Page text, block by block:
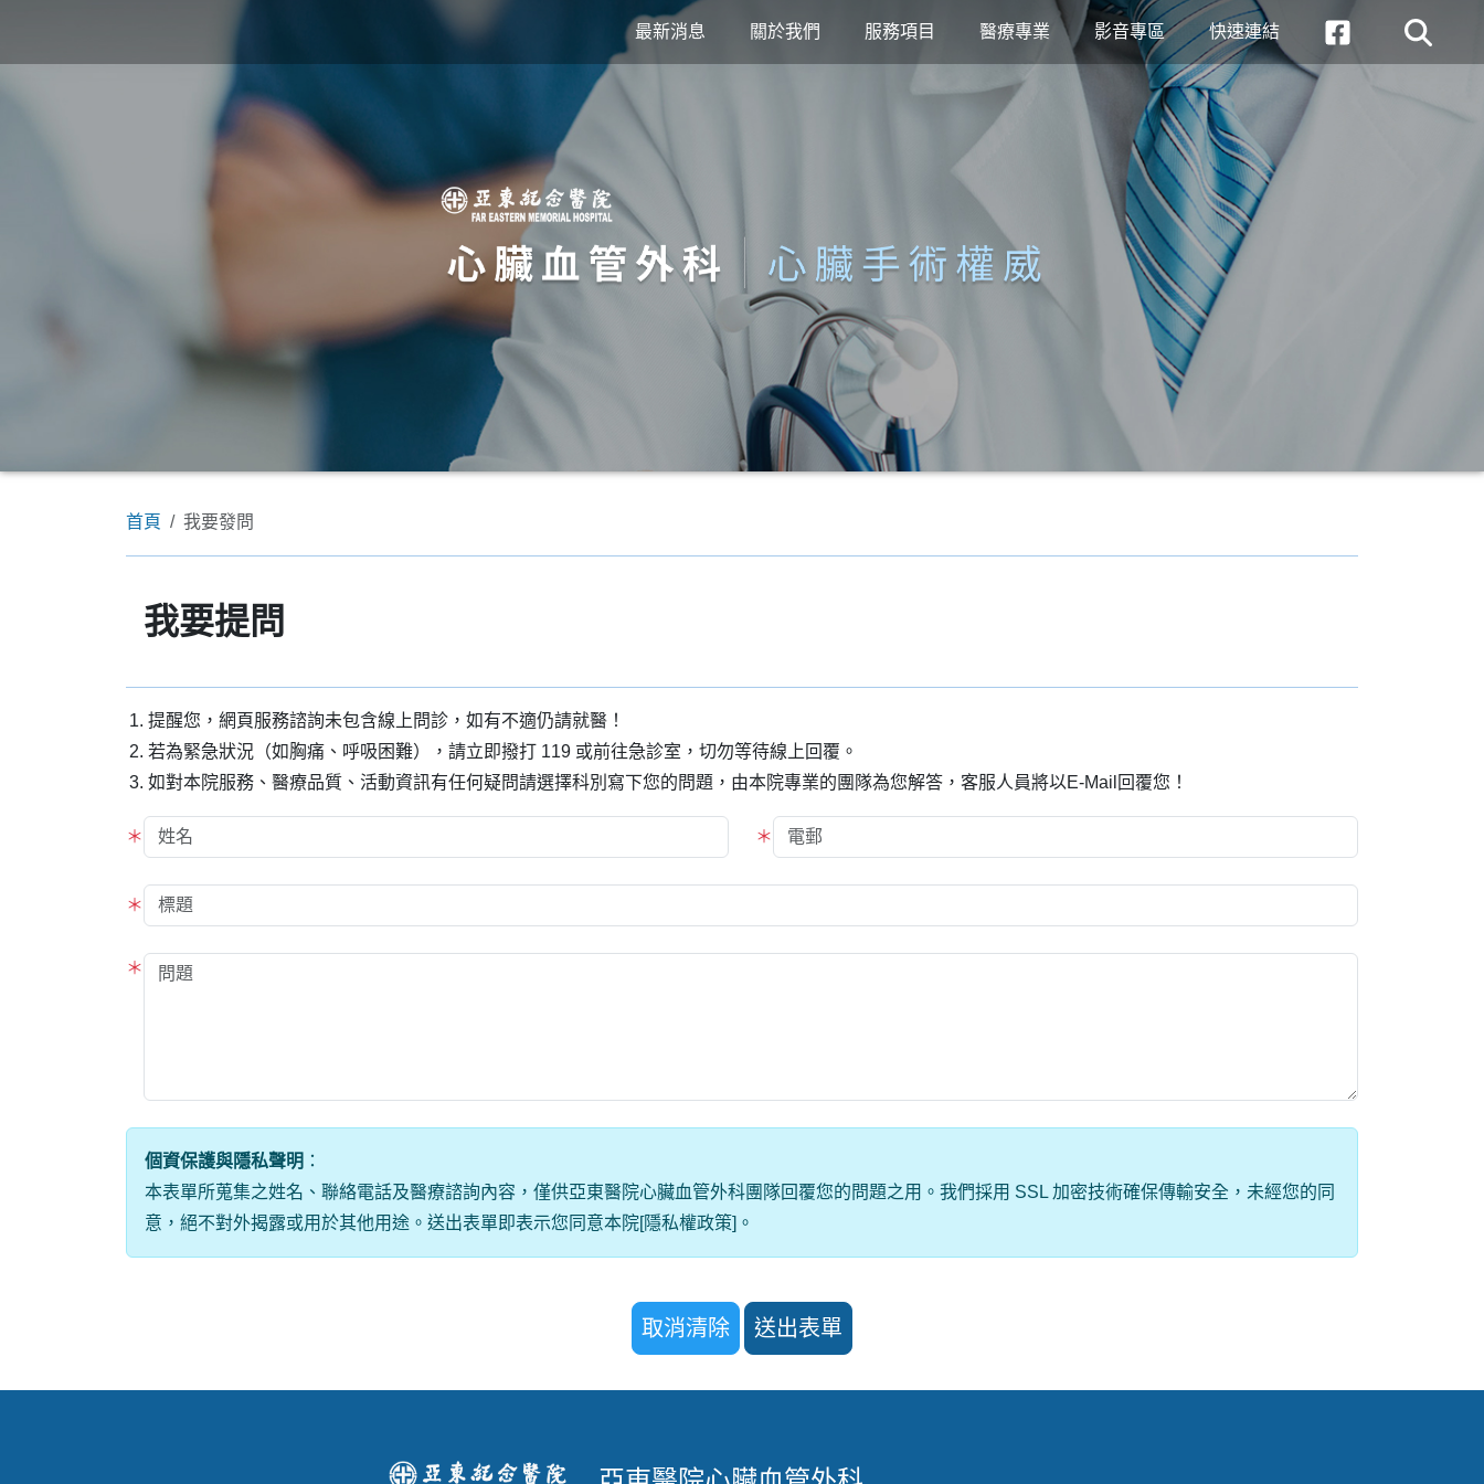
最新消息 關於我們 服務項目 醫療專業 影音專區 快速連結
首頁 我要發問
我要提問
提醒您，網頁服務諮詢未包含線上問診，如有不適仍請就醫！
若為緊急狀況（如胸痛、呼吸困難），請立即撥打 119 或前往急診室，切勿等待線上回覆。
如對本院服務、醫療品質、活動資訊有任何疑問請選擇科別寫下您的問題，由本院專業的團隊為您解答，客服人員將以E-Mail回覆您！
＊ ＊
＊
＊
個資保護與隱私聲明 ：
本表單所蒐集之姓名、聯絡電話及醫療諮詢內容，僅供亞東醫院心臟血管外科團隊回覆您的問題之用。我們採用 SSL 加密技術確保傳輸安全，未經您的同
意，絕不對外揭露或用於其他用途。送出表單即表示您同意本院[隱私權政策]。
取消清除 送出表單